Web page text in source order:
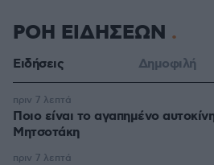
ΡΟΗ ΕΙΔΗΣΕΩΝ
Ειδήσεις Δημοφιλή
Ποιο είναι το αγαπημένο
Μητσοτάκη
πριν 7 λεπτά
πριν 7 λεπτά